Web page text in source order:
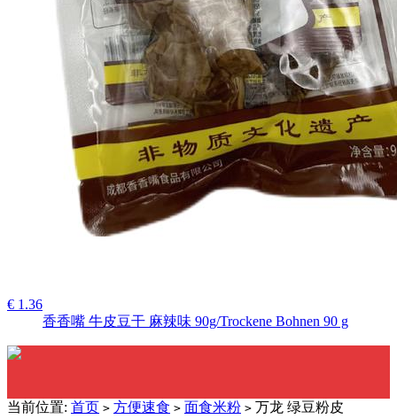
€ 1.36
香香嘴 牛皮豆干 麻辣味 90g/Trockene Bohnen 90 g
当前位置: 首页 > 方便速食 > 面食米粉 > 万龙 绿豆粉皮